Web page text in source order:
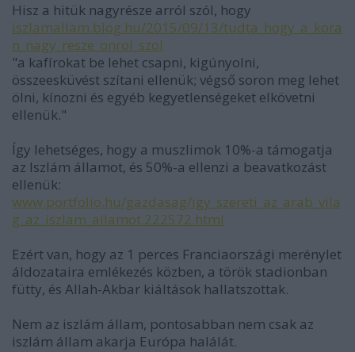
Hisz a hitük nagyrésze arról szól, hogy
iszlamallam.blog.hu/2015/09/13/tudta_hogy_a_kora
n_nagy_resze_onrol_szol
"a kafírokat be lehet csapni, kigúnyolni,
összeesküvést szítani ellenük; végső soron meg lehet
ölni, kínozni és egyéb kegyetlenségeket elkövetni
ellenük."
Így lehetséges, hogy a muszlimok 10%-a támogatja
az Iszlám államot, és 50%-a ellenzi a beavatkozást
ellenük:
www.portfolio.hu/gazdasag/igy_szereti_az_arab_vila
g_az_iszlam_allamot.222572.html
Ezért van, hogy az 1 perces Franciaországi merénylet
áldozataira emlékezés közben, a török stadionban
fütty, és Allah-Akbar kiáltások hallatszottak.
Nem az iszlám állam, pontosabban nem csak az
iszlám állam akarja Európa halálát.